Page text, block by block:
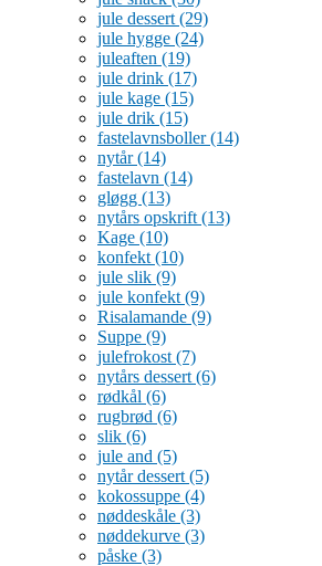
jule dessert (29)
jule hygge (24)
juleaften (19)
jule drink (17)
jule kage (15)
jule drik (15)
fastelavnsboller(14)
nytår(14)
fastelavn (14)
gløgg (13)
nytårs opskrift (13)
Kage (10)
konfekt (10)
jule slik (9)
jule konfekt (9)
Risalamande (9)
Suppe (9)
julefrokost (7)
nytårs dessert (6)
rødkål (6)
rugbrød (6)
slik (6)
jule and (5)
nytår dessert (5)
kokossuppe (4)
nøddeskåle (3)
nøddekurve (3)
påske (3)